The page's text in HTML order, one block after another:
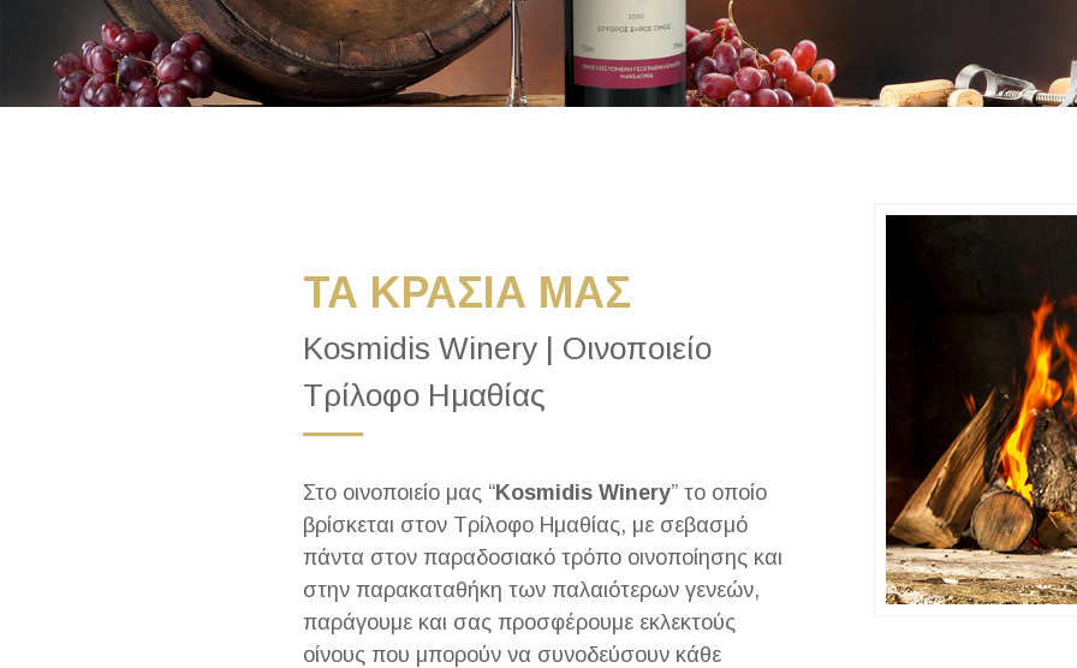
ΤΑ ΚΡΑΣΙΑ ΜΑΣ
Kosmidis Winery | Οινοποιείο
Τρίλοφο Ημαθίας
Στο οινοποιείο μας “Kosmidis Winery” το οποίο
βρίσκεται στον Τρίλοφο Ημαθίας, με σεβασμό
πάντα στον παραδοσιακό τρόπο οινοποίησης και
στην παρακαταθήκη των παλαιότερων γενεών,
παράγουμε και σας προσφέρουμε εκλεκτούς
οίνους που μπορούν να συνοδεύσουν κάθε